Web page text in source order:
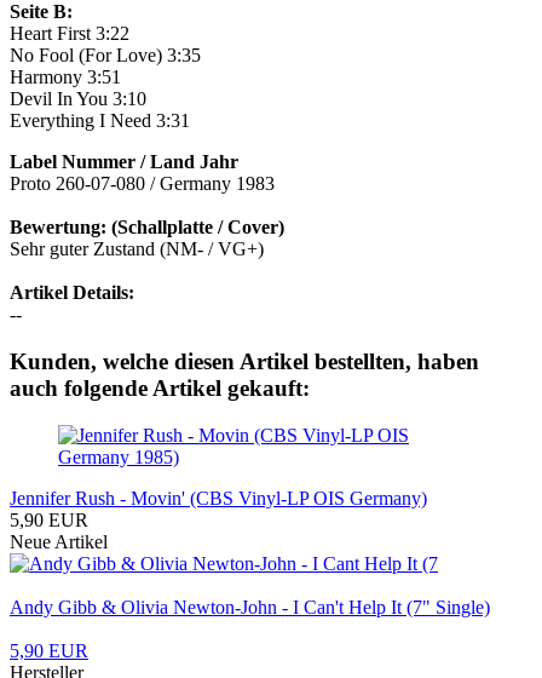
Seite B:
Heart First 3:22
No Fool (For Love) 3:35
Harmony 3:51
Devil In You 3:10
Everything I Need 3:31
Label Nummer / Land Jahr
Proto 260-07-080 / Germany 1983
Bewertung: (Schallplatte / Cover)
Sehr guter Zustand (NM- / VG+)
Artikel Details:
--
Kunden, welche diesen Artikel bestellten, haben
auch folgende Artikel gekauft:
Jennifer Rush - Movin' (CBS Vinyl-LP OIS Germany)
5,90 EUR
Neue Artikel
Andy Gibb & Olivia Newton-John - I Can't Help It (7" Single)
5,90 EUR
Hersteller